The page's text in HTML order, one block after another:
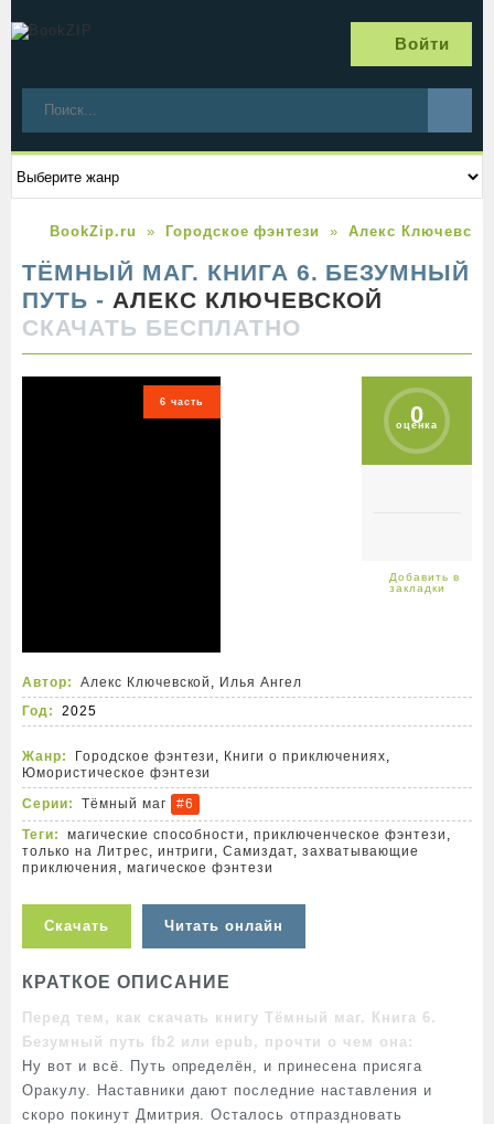
Войти
BookZip.ru Городское фэнтези Алекс
ТЁМНЫЙ МАГ. КНИГА 6. БЕЗУМНЫЙ
ПУТЬ - АЛЕКС КЛЮЧЕВСКОЙ
СКАЧАТЬ БЕСПЛАТНО
6 часть 0
оценка
Автор: Алекс Ключевской , Илья Ангел
Год:
2025
Жанр: Городское фэнтези , Книги о приключениях,
Юмористическое фэнтези
Серии:
Тёмный маг
#6
Теги:
магические способности ,приключенческое фэнтези ,
только на Литрес, интриги ,Самиздат,захватывающие
приключения , магическое фэнтези
Скачать Читать онлайн
КРАТКОЕ ОПИСАНИЕ
Перед тем, как скачать книгу Тёмный маг. Книга 6.
Безумный путь fb2 или epub, прочти о чем она:
Ну вот и всё. Путь определён, и принесена присяга
Оракулу. Наставники дают последние наставления и
скоро покинут Дмитрия. Осталось отпраздновать